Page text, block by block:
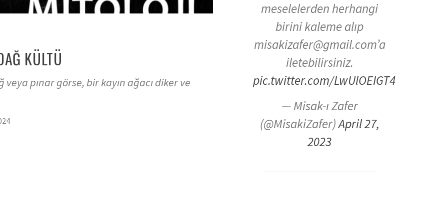
KÜLTÜ
pınar görse, bir kayın ağacı diker ve
meselelerden herhangi
birini kaleme alıp
misakizafer@gmail.com’a
iletebilirsiniz.
pic.twitter.com/LwUlOEIGT4
— Misak-ı Zafer
(@MisakiZafer)April 27,
2023